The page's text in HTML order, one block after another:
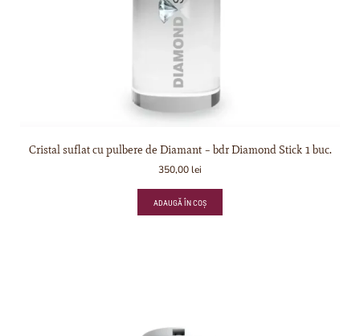
Cristal suflat cu pulbere de Diamant – bdr Diamond Stick 1 buc.
350,00lei
ADAUGĂ ÎN COȘ